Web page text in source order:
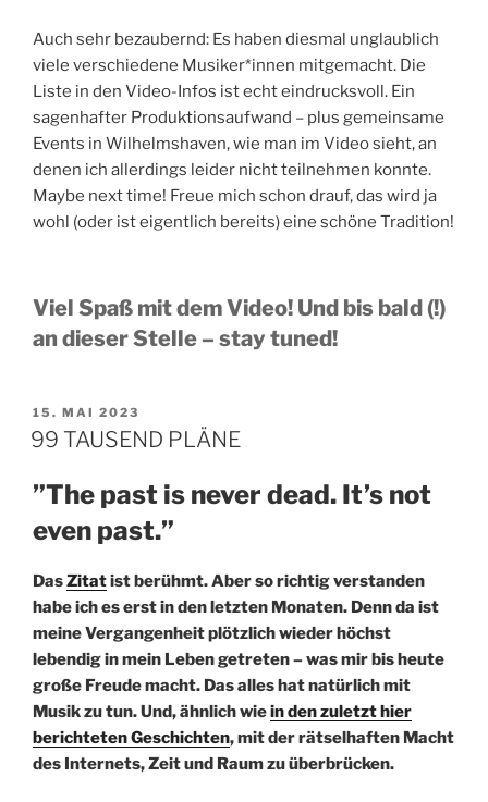
Auch sehr bezaubernd: Es haben diesmal unglaublich
viele verschiedene Musiker*innen mitgemacht. Die
Liste in den Video-Infos ist echt eindrucksvoll. Ein
sagenhafter Produktionsaufwand – plus gemeinsame
Events in Wilhelmshaven, wie man im Video sieht, an
denen ich allerdings leider nicht teilnehmen konnte.
Maybe next time! Freue mich schon drauf, das wird ja
wohl (oder ist eigentlich bereits) eine schöne Tradition!
Viel Spaß mit dem Video! Und bis bald (!)
an dieser Stelle – stay tuned!
VERÖFFENTLICHT
AM
15. MAI 2023
99 TAUSEND PLÄNE
”The past is never dead. It’s not
even past.”
DasZitatist berühmt. Aber so richtig verstanden
habe ich es erst in den letzten Monaten. Denn da ist
meine Vergangenheit plötzlich wieder höchst
lebendig in mein Leben getreten – was mir bis heute
große Freude macht. Das alles hat natürlich mit
Musik zu tun. Und, ähnlich wiein den zuletzt hier
berichteten Geschichten, mit der rätselhaften Macht
des Internets, Zeit und Raum zu überbrücken.